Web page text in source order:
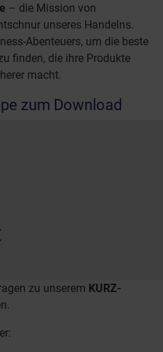
– die Mission von
unseres Handelns.
Abenteuers, um die beste
finden, die ihre Produkte
macht.
zum Download
zu unserem KURZ-